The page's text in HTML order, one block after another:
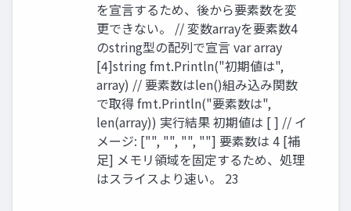
を宣言するため、後から要素数を変
更できない。 // 変数arrayを要素数4
のstring型の配列で宣言 var array
[4]string fmt.Println("初期値は",
array) // 要素数はlen()組み込み関数
で取得 fmt.Println("要素数は",
len(array)) 実行結果 初期値は [ ] // イ
メージ: ["", "", "", ""] 要素数は 4 [補
足] メモリ領域を固定するため、処理
はスライスより速い。 23